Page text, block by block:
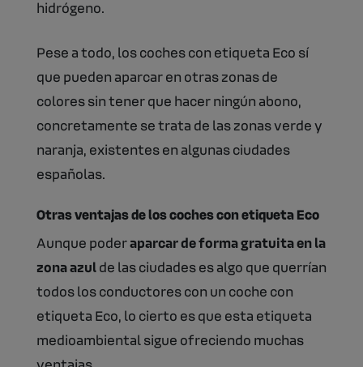
hidrógeno.
Pese a todo, los coches con etiqueta Eco sí
que pueden aparcar en otras zonas de
colores sin tener que hacer ningún abono,
concretamente se trata de las zonas verde y
naranja, existentes en algunas ciudades
españolas.
Otras ventajas de los coches con etiqueta Eco
Aunque poderaparcar de forma gratuita en la
zona azulde las ciudades es algo que querrían
todos los conductores con un coche con
etiqueta Eco, lo cierto es que esta etiqueta
medioambiental sigue ofreciendo muchas